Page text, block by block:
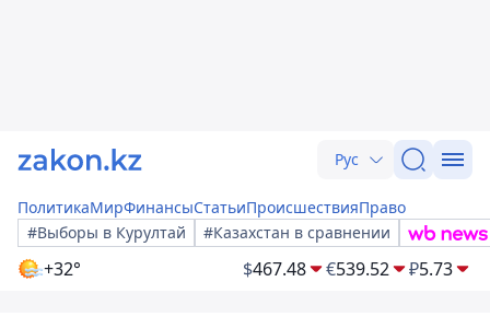
Рус
ПолитикаМирФинансыСтатьиПроисшествияПраво
#Выборы в Курултай
#Казахстан в сравнении
+32° $467.48 €539.52 ₽5.73